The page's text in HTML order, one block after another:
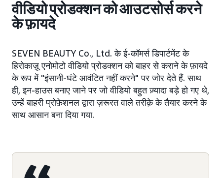
वीडियो प्रोडक्शन को आउटसोर्स करने
के फ़ायदे
SEVEN BEAUTY Co., Ltd. के ई-कॉमर्स डिपार्टमेंट के
हिरोकाज़ू एनोमोटो वीडियो प्रोडक्शन को बाहर से कराने के फ़ायदे
के रूप में "इंसानी-घंटे आवंटित नहीं करने" पर जोर देते हैं. साथ
ही, इन-हाउस बनाए जाने पर जो वीडियो बहुत ज़्यादा बड़े हो गए थे,
उन्हें बाहरी प्रोफ़ेशनल द्वारा ज़रूरत वाले तरीक़े के तैयार करने के
साथ आसान बना दिया गया.